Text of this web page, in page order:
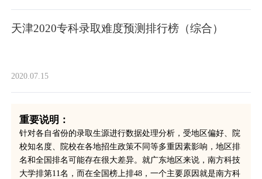
天津2020专科录取难度预测排行榜（综合）
2020.07.15
重要说明：
针对各自省份的录取生源进行数据处理分析，受地区偏好、院
校知名度、院校在各地招生政策不同等多重因素影响，地区排
名和全国排名可能存在很大差异。就广东地区来说，南方科技
大学排第11名，而在全国榜上排48，一个主要原因就是南方科